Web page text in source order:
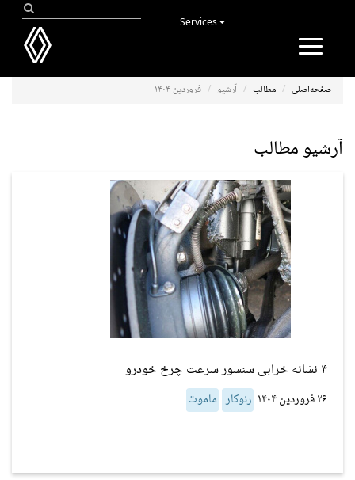
Toggle
صفحه‌اصلی مطالب آرشیو فروردین ۱۴۰۴
آرشیو مطالب
۴ نشانه خرابی سنسور سرعت چرخ خودرو
۲۶ فروردین ۱۴۰۴ رنوکار ماموت